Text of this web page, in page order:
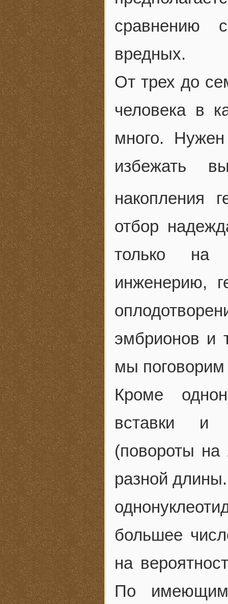
сравнению
вредных.
От трех до
человека в
много.
избежать
накопления
отбор
только на
инженерию,
эмбрионов и
мы
Кроме
вставки и
(повороты
разной
большее
на
По